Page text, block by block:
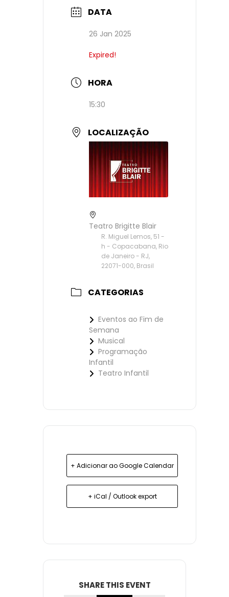
DATA
26 Jan 2025
Expired!
HORA
15:30
LOCALIZAÇÃO
Teatro Brigitte Blair
R. Miguel Lemos, 51 -
h - Copacabana, Rio
de Janeiro - RJ,
22071-000, Brasil
CATEGORIAS
Eventos ao Fim de
Semana
Musical
Programação
Infantil
Teatro Infantil
+ Adicionar ao Google Calendar
+ iCal / Outlook export
SHARE THIS EVENT